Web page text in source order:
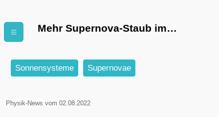
Mehr Supernova-Staub im
Sonnensysteme Supernovae
Physik-News vom 02.08.2022